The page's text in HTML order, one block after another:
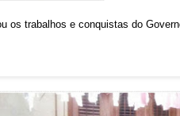
os trabalhos e conquistas do